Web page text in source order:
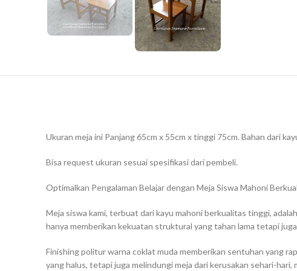
Ukuran meja ini Panjang 65cm x 55cm x tinggi 75cm. Bahan dari
Bisa request ukuran sesuai spesifikasi dari pembeli.
Optimalkan Pengalaman Belajar dengan Meja Siswa Mahoni
Meja siswa kami, terbuat dari kayu mahoni berkualitas tinggi,
hanya memberikan kekuatan struktural yang tahan lama tetapi
Finishing politur warna coklat muda memberikan sentuhan yang
yang halus, tetapi juga melindungi meja dari kerusakan sehari-